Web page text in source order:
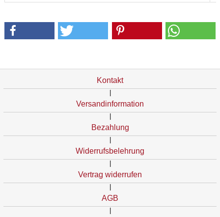
Kontakt
Versandinformation
Bezahlung
Widerrufsbelehrung
Vertrag widerrufen
AGB